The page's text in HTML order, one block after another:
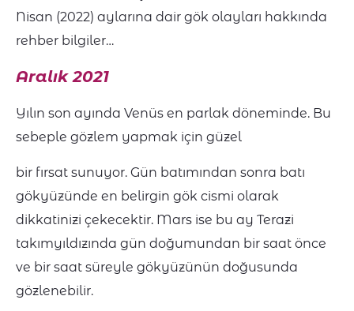
Nisan (2022) aylarına dair gök olayları hakkında
rehber bilgiler…
Aralık 2021
Yılın son ayında Venüs en parlak döneminde. Bu
sebeple gözlem yapmak için güzel
bir fırsat sunuyor. Gün batımından sonra batı
gökyüzünde en belirgin gök cismi olarak
dikkatinizi çekecektir. Mars ise bu ay Terazi
takımyıldızında gün doğumundan bir saat önce
ve bir saat süreyle gökyüzünün doğusunda
gözlenebilir.